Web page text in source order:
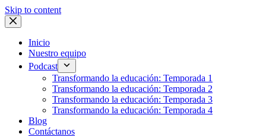
Skip to content
Inicio
Nuestro equipo
Podcast
Transformando la educación: Temporada 1
Transformando la educación: Temporada 2
Transformando la educación: Temporada 3
Transformando la educación: Temporada 4
Blog
Contáctanos